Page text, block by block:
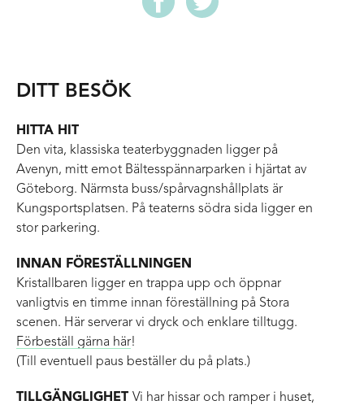
DITT BESÖK
HITTA HIT
Den vita, klassiska teaterbyggnaden ligger på
Avenyn, mitt emot Bältesspännarparken i hjärtat av
Göteborg. Närmsta buss/spårvagnshållplats är
Kungsportsplatsen. På teaterns södra sida ligger en
stor parkering.
INNAN FÖRESTÄLLNINGEN
Kristallbaren ligger en trappa upp och öppnar
vanligtvis en timme innan föreställning på Stora
scenen. Här serverar vi dryck och enklare tilltugg.
Förbeställ gärna här!
(Till eventuell paus beställer du på plats.)
TILLGÄNGLIGHET Vi har hissar och ramper i huset,